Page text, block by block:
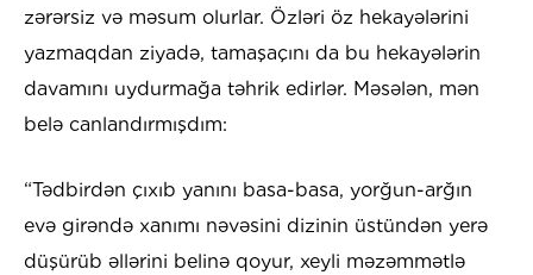
zərərsiz və məsum olurlar. Özləri öz hekayələrini
yazmaqdan ziyadə, tamaşaçını da bu hekayələrin
davamını uydurmağa təhrik edirlər. Məsələn, mən
belə canlandırmışdım:
“Tədbirdən çıxıb yanını basa-basa, yorğun-arğın
evə girəndə xanımı nəvəsini dizinin üstündən yerə
düşürüb əllərini belinə qoyur, xeyli məzəmmətlə